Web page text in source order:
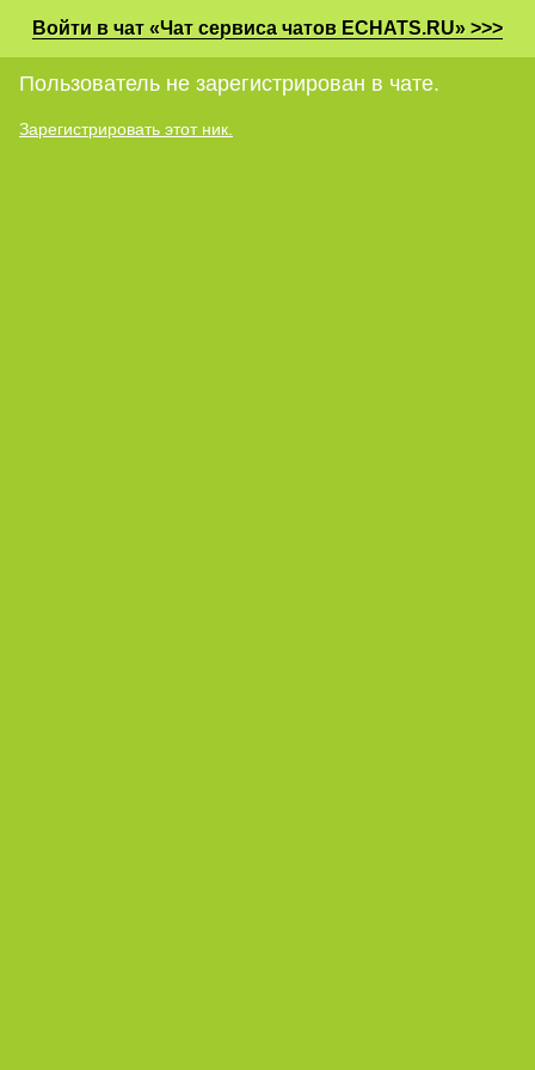
Войти в чат «Чат сервиса чатов ECHATS.RU» >>>
Пользователь не зарегистрирован в чате.
Зарегистрировать этот ник.